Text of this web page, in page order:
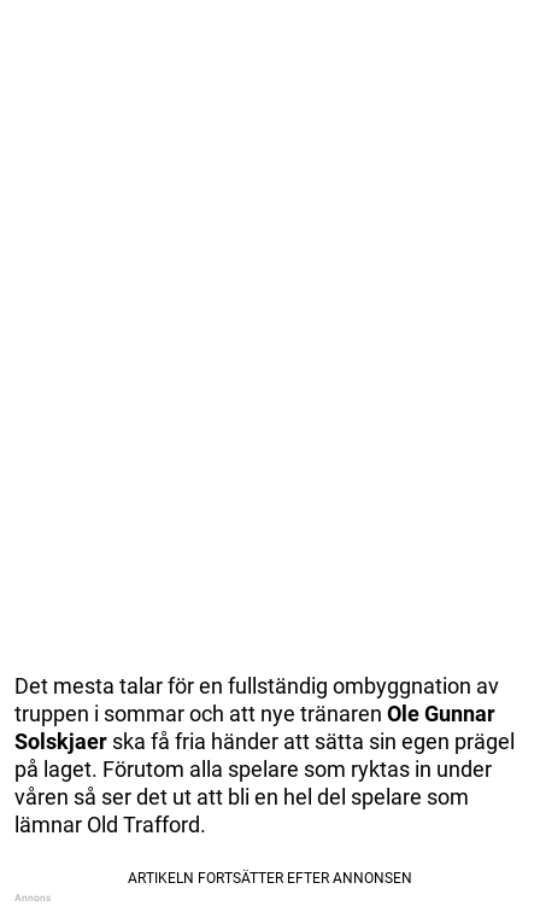
Det mesta talar för en fullständig ombyggnation av
truppen i sommar och att nye tränaren Ole Gunnar
Solskjaer ska få fria händer att sätta sin egen prägel
på laget. Förutom alla spelare som ryktas in under
våren så ser det ut att bli en hel del spelare som
lämnar Old Trafford.